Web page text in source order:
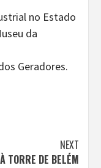
no Estado
da
Geradores.
NEXT
TORRE DE BELÉM